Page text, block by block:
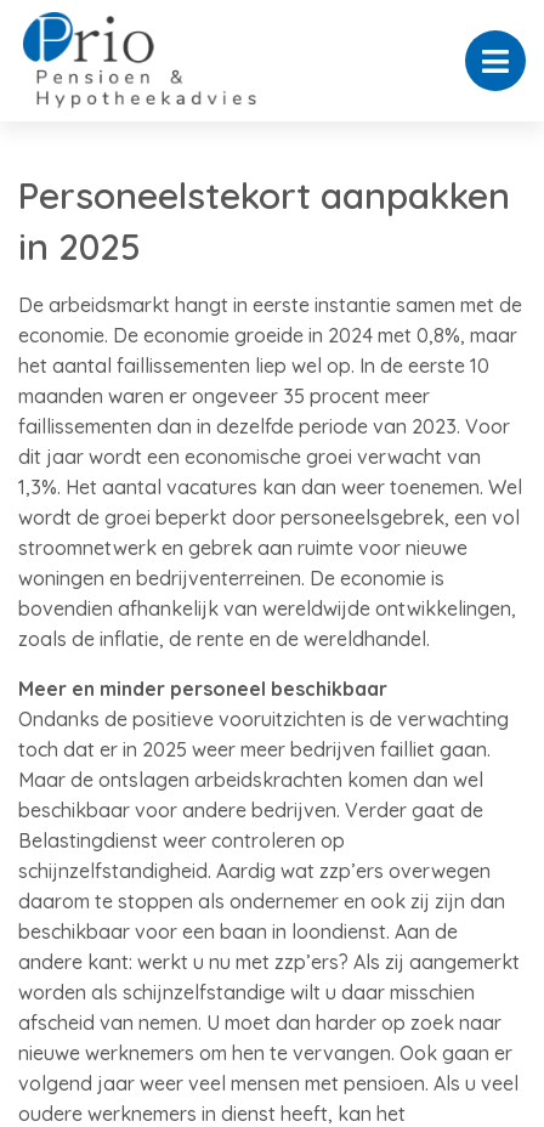
Personeelstekort aanpakken
in 2025
De arbeidsmarkt hangt in eerste instantie samen met de
economie. De economie groeide in 2024 met 0,8%, maar
het aantal faillissementen liep wel op. In de eerste 10
maanden waren er ongeveer 35 procent meer
faillissementen dan in dezelfde periode van 2023. Voor
dit jaar wordt een economische groei verwacht van
1,3%. Het aantal vacatures kan dan weer toenemen. Wel
wordt de groei beperkt door personeelsgebrek, een vol
stroomnetwerk en gebrek aan ruimte voor nieuwe
woningen en bedrijventerreinen. De economie is
bovendien afhankelijk van wereldwijde ontwikkelingen,
zoals de inflatie, de rente en de wereldhandel.
Meer en minder personeel beschikbaar
Ondanks de positieve vooruitzichten is de verwachting
toch dat er in 2025 weer meer bedrijven failliet gaan.
Maar de ontslagen arbeidskrachten komen dan wel
beschikbaar voor andere bedrijven. Verder gaat de
Belastingdienst weer controleren op
schijnzelfstandigheid. Aardig wat zzp’ers overwegen
daarom te stoppen als ondernemer en ook zij zijn dan
beschikbaar voor een baan in loondienst. Aan de
andere kant: werkt u nu met zzp’ers? Als zij aangemerkt
worden als schijnzelfstandige wilt u daar misschien
afscheid van nemen. U moet dan harder op zoek naar
nieuwe werknemers om hen te vervangen. Ook gaan er
volgend jaar weer veel mensen met pensioen. Als u veel
oudere werknemers in dienst heeft, kan het